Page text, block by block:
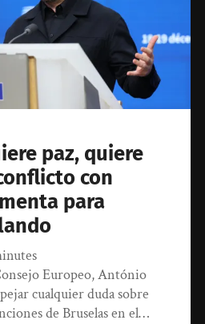
paz, quiere
con
para
Europeo, António
cualquier duda sobre
de Bruselas en el…